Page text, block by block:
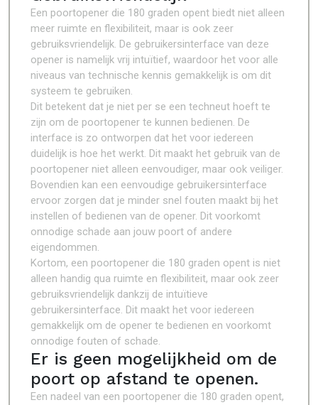
Een poortopener die 180 graden opent biedt niet alleen
meer ruimte en flexibiliteit, maar is ook zeer
gebruiksvriendelijk. De gebruikersinterface van deze
opener is namelijk vrij intuïtief, waardoor het voor alle
niveaus van technische kennis gemakkelijk is om dit
systeem te gebruiken.
Dit betekent dat je niet per se een techneut hoeft te
zijn om de poortopener te kunnen bedienen. De
interface is zo ontworpen dat het voor iedereen
duidelijk is hoe het werkt. Dit maakt het gebruik van de
poortopener niet alleen eenvoudiger, maar ook veiliger.
Bovendien kan een eenvoudige gebruikersinterface
ervoor zorgen dat je minder snel fouten maakt bij het
instellen of bedienen van de opener. Dit voorkomt
onnodige schade aan jouw poort of andere
eigendommen.
Kortom, een poortopener die 180 graden opent is niet
alleen handig qua ruimte en flexibiliteit, maar ook zeer
gebruiksvriendelijk dankzij de intuïtieve
gebruikersinterface. Dit maakt het voor iedereen
gemakkelijk om de opener te bedienen en voorkomt
onnodige fouten of schade.
Er is geen mogelijkheid om de
poort op afstand te openen.
Een nadeel van een poortopener die 180 graden opent,